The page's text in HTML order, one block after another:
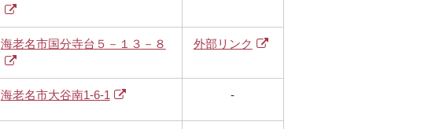
海老名市国分寺台５－１３－８ 外部リンク
海老名市大谷南1-6-1 -